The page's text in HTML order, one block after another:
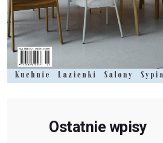
Ostatnie wpisy